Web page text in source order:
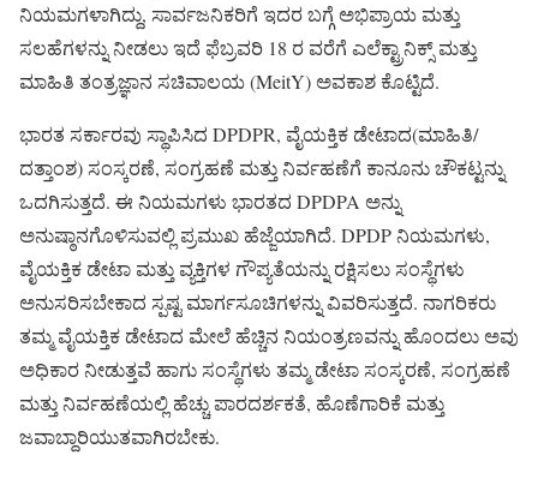
ನಿಯಮಗಳಾಗಿದ್ದು, ಸಾರ್ವಜನಿಕರಿಗೆ ಇದರ ಬಗ್ಗೆ ಅಭಿಪ್ರಾಯ ಮತ್ತು
ಸಲಹೆಗಳನ್ನು ನೀಡಲು ಇದೆ ಫೆಬ್ರವರಿ 18 ರ ವರೆಗೆ ಎಲೆಕ್ಟ್ರಾನಿಕ್ಸ್ ಮತ್ತು
ಮಾಹಿತಿ ತಂತ್ರಜ್ಞಾನ ಸಚಿವಾಲಯ (MeitY) ಅವಕಾಶ ಕೊಟ್ಟಿದೆ.
ಭಾರತ ಸರ್ಕಾರವು ಸ್ಥಾಪಿಸಿದ DPDPR, ವೈಯಕ್ತಿಕ ಡೇಟಾದ(ಮಾಹಿತಿ/
ದತ್ತಾಂಶ) ಸಂಸ್ಕರಣೆ, ಸಂಗ್ರಹಣೆ ಮತ್ತು ನಿರ್ವಹಣೆಗೆ ಕಾನೂನು ಚೌಕಟ್ಟನ್ನು
ಒದಗಿಸುತ್ತದೆ. ಈ ನಿಯಮಗಳು ಭಾರತದ DPDPA ಅನ್ನು
ಅನುಷ್ಠಾನಗೊಳಿಸುವಲ್ಲಿ ಪ್ರಮುಖ ಹೆಜ್ಜೆಯಾಗಿದೆ. DPDP ನಿಯಮಗಳು,
ವೈಯಕ್ತಿಕ ಡೇಟಾ ಮತ್ತು ವ್ಯಕ್ತಿಗಳ ಗೌಪ್ಯತೆಯನ್ನು ರಕ್ಷಿಸಲು ಸಂಸ್ಥೆಗಳು
ಅನುಸರಿಸಬೇಕಾದ ಸ್ಪಷ್ಟ ಮಾರ್ಗಸೂಚಿಗಳನ್ನು ವಿವರಿಸುತ್ತದೆ. ನಾಗರಿಕರು
ತಮ್ಮ ವೈಯಕ್ತಿಕ ಡೇಟಾದ ಮೇಲೆ ಹೆಚ್ಚಿನ ನಿಯಂತ್ರಣವನ್ನು ಹೊಂದಲು ಅವು
ಅಧಿಕಾರ ನೀಡುತ್ತವೆ ಹಾಗು ಸಂಸ್ಥೆಗಳು ತಮ್ಮ ಡೇಟಾ ಸಂಸ್ಕರಣೆ, ಸಂಗ್ರಹಣೆ
ಮತ್ತು ನಿರ್ವಹಣೆಯಲ್ಲಿ ಹೆಚ್ಚು ಪಾರದರ್ಶಕತೆ, ಹೊಣೆಗಾರಿಕೆ ಮತ್ತು
ಜವಾಬ್ದಾರಿಯುತವಾಗಿರಬೇಕು.